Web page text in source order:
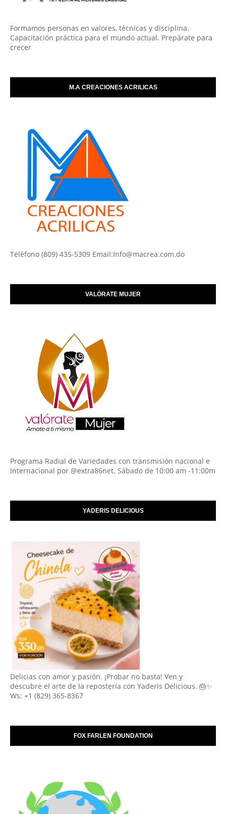
Formamos personas en valores, técnicas y disciplina.
Capacitación práctica para el mundo actual. Prepárate para
crecer
M.A CREACIONES ACRILICAS
Teléfono (809) 435-5309 Email:Info@macrea.com.do
VALÓRATE MUJER
Programa Radial de Variedades con transmisión nacional e
Internacional por @extra86net. Sábado de 10:00 am -11:00m
YADERIS DELICIOUS
Delicias con amor y pasión. ¡Probar no basta! Ven y
descubre el arte de la repostería con Yaderis Delicious. 🎂✨
Ws: +1 (829) 365-8367
FOX FARLEN FOUNDATION